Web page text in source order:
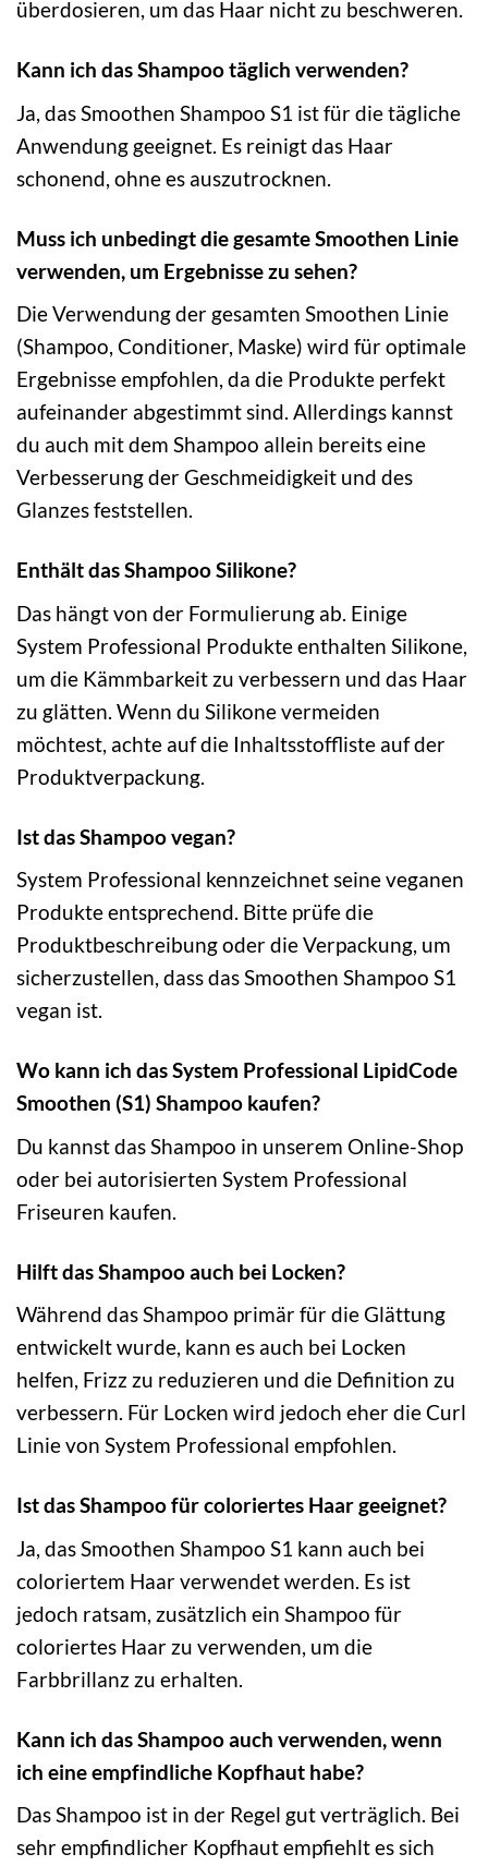
überdosieren, um das Haar nicht zu beschweren.
Kann ich das Shampoo täglich verwenden?
Ja, das Smoothen Shampoo S1 ist für die tägliche
Anwendung geeignet. Es reinigt das Haar
schonend, ohne es auszutrocknen.
Muss ich unbedingt die gesamte Smoothen Linie
verwenden, um Ergebnisse zu sehen?
Die Verwendung der gesamten Smoothen Linie
(Shampoo, Conditioner, Maske) wird für optimale
Ergebnisse empfohlen, da die Produkte perfekt
aufeinander abgestimmt sind. Allerdings kannst
du auch mit dem Shampoo allein bereits eine
Verbesserung der Geschmeidigkeit und des
Glanzes feststellen.
Enthält das Shampoo Silikone?
Das hängt von der Formulierung ab. Einige
System Professional Produkte enthalten Silikone,
um die Kämmbarkeit zu verbessern und das Haar
zu glätten. Wenn du Silikone vermeiden
möchtest, achte auf die Inhaltsstoffliste auf der
Produktverpackung.
Ist das Shampoo vegan?
System Professional kennzeichnet seine veganen
Produkte entsprechend. Bitte prüfe die
Produktbeschreibung oder die Verpackung, um
sicherzustellen, dass das Smoothen Shampoo S1
vegan ist.
Wo kann ich das System Professional LipidCode
Smoothen (S1) Shampoo kaufen?
Du kannst das Shampoo in unserem Online-Shop
oder bei autorisierten System Professional
Friseuren kaufen.
Hilft das Shampoo auch bei Locken?
Während das Shampoo primär für die Glättung
entwickelt wurde, kann es auch bei Locken
helfen, Frizz zu reduzieren und die Definition zu
verbessern. Für Locken wird jedoch eher die Curl
Linie von System Professional empfohlen.
Ist das Shampoo für coloriertes Haar geeignet?
Ja, das Smoothen Shampoo S1 kann auch bei
coloriertem Haar verwendet werden. Es ist
jedoch ratsam, zusätzlich ein Shampoo für
coloriertes Haar zu verwenden, um die
Farbbrillanz zu erhalten.
Kann ich das Shampoo auch verwenden, wenn
ich eine empfindliche Kopfhaut habe?
Das Shampoo ist in der Regel gut verträglich. Bei
sehr empfindlicher Kopfhaut empfiehlt es sich